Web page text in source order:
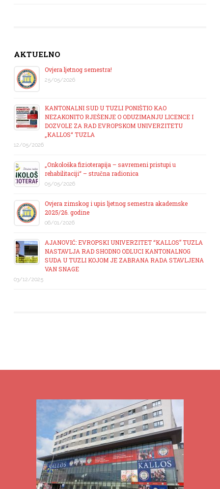
AKTUELNO
Ovjera ljetnog semestra!
25/05/2026
KANTONALNI SUD U TUZLI PONIŠTIO KAO
NEZAKONITO RJEŠENJE O ODUZIMANJU LICENCE I
DOZVOLE ZA RAD EVROPSKOM UNIVERZITETU
„KALLOS“ TUZLA
12/05/2026
„Onkološka fizioterapija – savremeni pristupi u
rehabilitaciji“ – stručna radionica
05/05/2026
Ovjera zimskog i upis ljetnog semestra akademske
2025/26. godine
06/01/2026
AJANOVIĆ: EVROPSKI UNIVERZITET “KALLOS” TUZLA
NASTAVLJA RAD SHODNO ODLUCI KANTONALNOG
SUDA U TUZLI KOJOM JE ZABRANA RADA STAVLJENA
VAN SNAGE
03/12/2025